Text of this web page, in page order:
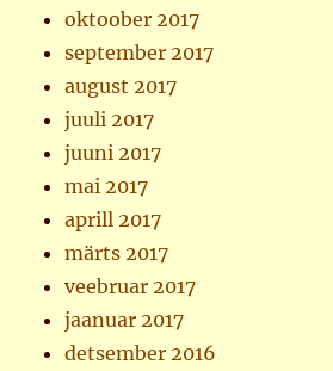
oktoober 2017
september 2017
august 2017
juuli 2017
juuni 2017
mai 2017
aprill 2017
märts 2017
veebruar 2017
jaanuar 2017
detsember 2016